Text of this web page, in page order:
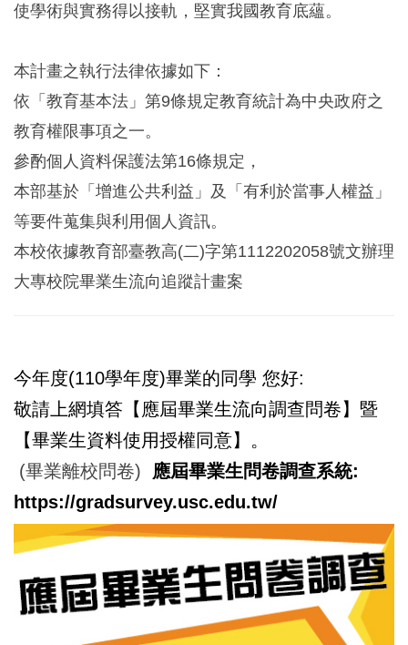
使學術與實務得以接軌，堅實我國教育底蘊。
本計畫之執行法律依據如下：
依「教育基本法」第9條規定教育統計為中央政府之
教育權限事項之一。
參酌個人資料保護法第16條規定，
本部基於「增進公共利益」及「有利於當事人權益」
等要件蒐集與利用個人資訊。
本校依據教育部臺教高(二)字第1112202058號文辦理
大專校院畢業生流向追蹤計畫案
今年度(110學年度)畢業的同學 您好:
敬請上網填答【應屆畢業生流向調查問卷】暨
【畢業生資料使用授權同意】。
(畢業離校問卷) 應屆畢業生問卷調查系統:
https://gradsurvey.usc.edu.tw/